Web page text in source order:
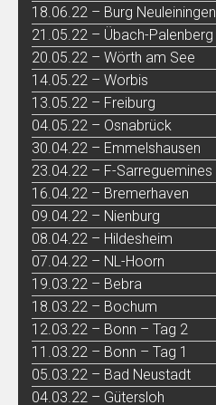
18.06.22 – Burg Neuleiningen
21.05.22 – Übach-Palenberg
20.05.22 – Wörth am See
14.05.22 – Worbis
13.05.22 – Freiburg
04.05.22 – Osnabrück
30.04.22 – Emmelshausen
23.04.22 – F-Sarreguemines
16.04.22 – Bremerhaven
09.04.22 – Nienburg
08.04.22 – Hildesheim
07.04.22 – NL-Hoorn
19.03.22 – Bebra
18.03.22 – Bochum
12.03.22 – Bonn – Tag 2
11.03.22 – Bonn – Tag 1
05.03.22 – Bad Neustadt
04.03.22 – Gütersloh